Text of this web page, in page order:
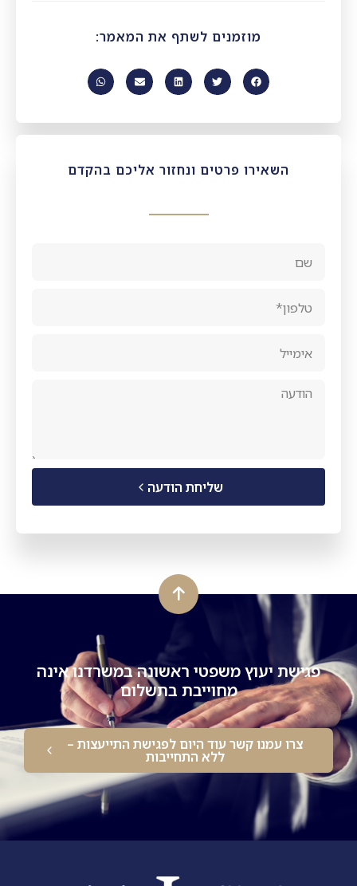
מוזמנים לשתף את המאמר:
השאירו פרטים ונחזור אליכם בהקדם
שליחת הודעה
פגישת יעוץ משפטי ראשונה במשרדנו אינה
מחוייבת בתשלום
צרו עמנו קשר עוד היום לפגישת התייעצות –
ללא התחייבות